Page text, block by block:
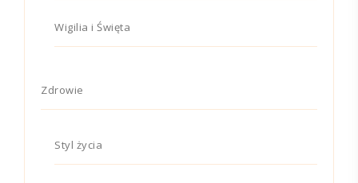
Wigilia i Święta
Zdrowie
Styl życia